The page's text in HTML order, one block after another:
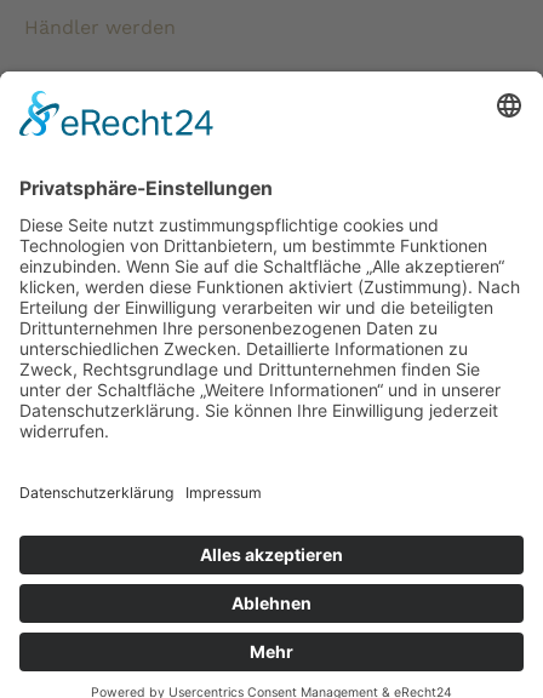
Händler werden
* Alle Preise verstehen sich inkl. gesetzlicher
Mehrwertsteuer und zzgl. Versandkosten wenn nicht anders
beschrieben.
ChampagnerKollektion ist ein Shop von Weinist